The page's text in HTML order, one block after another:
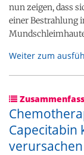
nun zeigen, dass
einer Bestrahlung
Weiter zum
Capecitabin
verursachen